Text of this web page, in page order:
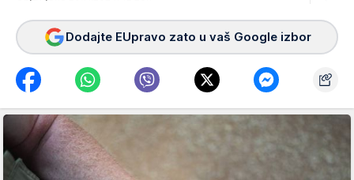
Dodajte EUpravo zato u vaš Google izbor